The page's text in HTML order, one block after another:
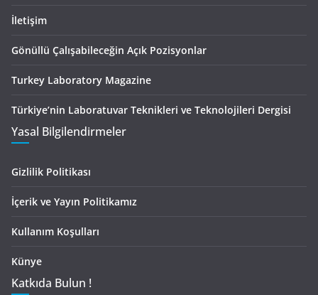
İletişim
Gönüllü Çalışabileceğin Açık Pozisyonlar
Turkey Laboratory Magazine
Türkiye’nin Laboratuvar Teknikleri ve Teknolojileri Dergisi
Yasal Bilgilendirmeler
Gizlilik Politikası
İçerik ve Yayın Politikamız
Kullanım Koşulları
Künye
Katkıda Bulun !